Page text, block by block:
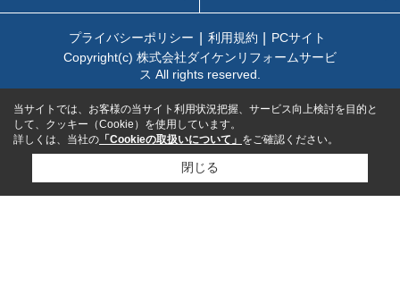
プライバシーポリシー 利用規約
PCサイト
Copyright(c) 株式会社ダイケンリフォームサービ
ス All rights reserved.
当サイトでは、お客様の当サイト利用状況把握、サービス向上検討を目的と
して、クッキー（Cookie）を使用しています。
詳しくは、当社の 「Cookieの取扱いについて」 をご確認ください。
閉じる